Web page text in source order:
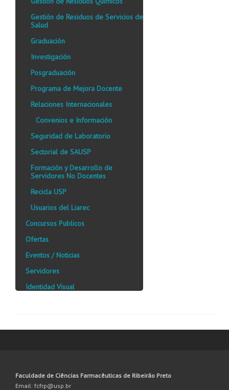
Gestión de Residuos de Servicios de
Salud
Graduación
Investigación
Posgraduación
Programa de Mejora Docente
Relaciones Internacionales
Convenios e Información
Seguridad de Laboratorio
Sectorial de SAUSP
Formación y Desarrollo de
Servidores No Docentes
Recicla USP
Usuarios del Liarec
Concursos Publicos
Ofertas
Eventos / Noticias
Servidores
Identidad Visual
Faculdade de Ciências Farmacêuticas de Ribeirão Preto
Email: fcfrp@usp.br